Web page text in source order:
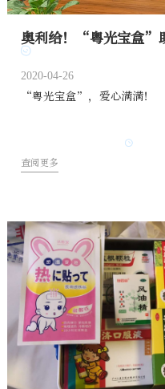
奥利给！“粤光宝盒”
2020-04-26
“粤光宝盒”，爱心满满！
查阅更多